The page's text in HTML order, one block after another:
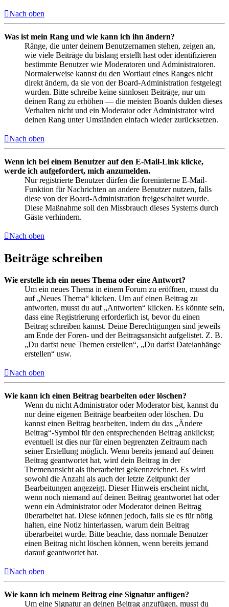
Nach oben
Was ist mein Rang und wie kann ich ihn ändern?
Ränge, die unter deinem Benutzernamen stehen, zeigen an,
wie viele Beiträge du bislang erstellt hast oder identifizieren
bestimmte Benutzer wie Moderatoren und Administratoren.
Normalerweise kannst du den Wortlaut eines Ranges nicht
direkt ändern, da sie von der Board-Administration festgelegt
wurden. Bitte schreibe keine sinnlosen Beiträge, nur um
deinen Rang zu erhöhen — die meisten Boards dulden dieses
Verhalten nicht und ein Moderator oder Administrator wird
deinen Rang unter Umständen einfach wieder zurücksetzen.
Nach oben
Wenn ich bei einem Benutzer auf den E-Mail-Link klicke,
werde ich aufgefordert, mich anzumelden.
Nur registrierte Benutzer dürfen die foreninterne E-Mail-
Funktion für Nachrichten an andere Benutzer nutzen, falls
diese von der Board-Administration freigeschaltet wurde.
Diese Maßnahme soll den Missbrauch dieses Systems durch
Gäste verhindern.
Nach oben
Beiträge schreiben
Wie erstelle ich ein neues Thema oder eine Antwort?
Um ein neues Thema in einem Forum zu eröffnen, musst du
auf „Neues Thema“ klicken. Um auf einen Beitrag zu
antworten, musst du auf „Antworten“ klicken. Es könnte sein,
dass eine Registrierung erforderlich ist, bevor du einen
Beitrag schreiben kannst. Deine Berechtigungen sind jeweils
am Ende der Foren- und der Beitragsansicht aufgelistet. Z. B.
„Du darfst neue Themen erstellen“, „Du darfst Dateianhänge
erstellen“ usw.
Nach oben
Wie kann ich einen Beitrag bearbeiten oder löschen?
Wenn du nicht Administrator oder Moderator bist, kannst du
nur deine eigenen Beiträge bearbeiten oder löschen. Du
kannst einen Beitrag bearbeiten, indem du das „Ändere
Beitrag“-Symbol für den entsprechenden Beitrag anklickst;
eventuell ist dies nur für einen begrenzten Zeitraum nach
seiner Erstellung möglich. Wenn bereits jemand auf deinen
Beitrag geantwortet hat, wird dein Beitrag in der
Themenansicht als überarbeitet gekennzeichnet. Es wird
sowohl die Anzahl als auch der letzte Zeitpunkt der
Bearbeitungen angezeigt. Dieser Hinweis erscheint nicht,
wenn noch niemand auf deinen Beitrag geantwortet hat oder
wenn ein Administrator oder Moderator deinen Beitrag
überarbeitet hat. Diese können jedoch, falls sie es für nötig
halten, eine Notiz hinterlassen, warum dein Beitrag
überarbeitet wurde. Bitte beachte, dass normale Benutzer
einen Beitrag nicht löschen können, wenn bereits jemand
darauf geantwortet hat.
Nach oben
Wie kann ich meinem Beitrag eine Signatur anfügen?
Um eine Signatur an deinen Beitrag anzufügen, musst du